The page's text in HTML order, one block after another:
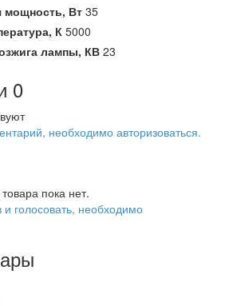
мощность, Вт 35
К 5000
лампы, КВ 23
0
необходимо авторизоваться.
пока нет.
и голосовать, необходимо